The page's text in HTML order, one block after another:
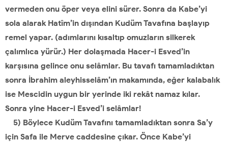
vermeden onu öper veya elini sürer. Sonra da Kabe’yi
sola alarak Hatîm’in dışından Kudüm Tavafına başlayıp
remel yapar. (adımlarını kısaltıp omuzların silkerek
çalımlıca yürür.) Her dolaşmada Hacer-i Esved’in
karşısına gelince onu selâmlar. Bu tavafı tamamladıktan
sonra İbrahim aleyhisselâm’ın makamında, eğer kalabalık
ise Mescidin uygun bir yerinde iki rekât namaz kılar.
Sonra yine Hacer-i Esved’i selâmlar!
5) Böylece Kudüm Tavafını tamamladıktan sonra Sa’y
için Safa ile Merve caddesine çıkar. Önce Kabe’yi